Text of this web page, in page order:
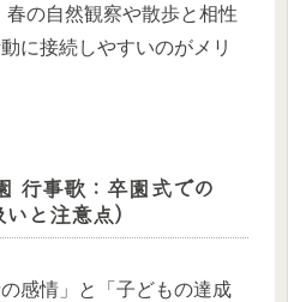
春の自然観察や散歩と相性
に接続しやすいのがメリ
行事歌：卒園式での
と注意点）
感情」と「子どもの達成